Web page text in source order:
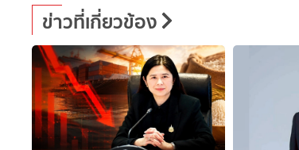
ข่าวที่เกี่ยวข้อง